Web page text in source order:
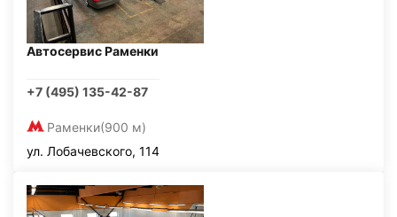
Автосервис Раменки
+7 (495) 135-42-87
Раменки(900 м)
ул. Лобачевского, 114